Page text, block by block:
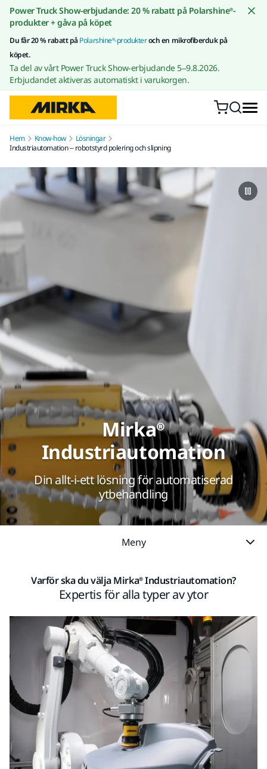
Gå till innehållet
Power Truck Show-erbjudande: 20 % rabatt på Polarshine®-
produkter + gåva på köpet
Du får 20 % rabatt påPolarshine®-produkteroch en mikrofiberduk på
köpet.
Ta del av vårt Power Truck Show-erbjudande 5–9.8.2026.
Erbjudandet aktiveras automatiskt i varukorgen.
Hem Know-how
Lösningar
Industriautomation – robotstyrd polering och slipning
Mirka®
Industriautomation
Din allt-i-ett lösning för automatiserad
ytbehandling
Meny
Varför ska du välja Mirka® Industriautomation?
Expertis för alla typer av ytor